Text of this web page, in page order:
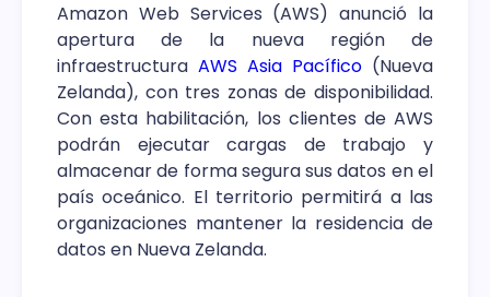
Amazon Web Services (AWS) anunció la
apertura de la nueva región de
infraestructura AWS Asia Pacífico (Nueva
Zelanda), con tres zonas de disponibilidad.
Con esta habilitación, los clientes de AWS
podrán ejecutar cargas de trabajo y
almacenar de forma segura sus datos en el
país oceánico. El territorio permitirá a las
organizaciones mantener la residencia de
datos en Nueva Zelanda.